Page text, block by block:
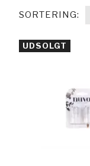
SORTERING:
UDSOLGT